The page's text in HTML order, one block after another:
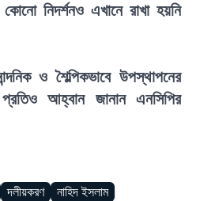
নিদর্শনও এখানে রাখা হয়নি
ও শৈল্পিকভাবে উপস্থাপনের
আহ্বান জানান এনসিপির
দলীয়করণ নাহিদ ইসলাম